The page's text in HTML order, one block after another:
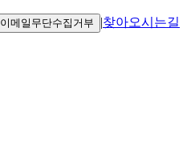
이메일무단수집거부 |찾아오시는길